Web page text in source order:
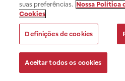
suas preferências. Nossa Política
Cookies
Definições de cookies
Aceitar todos os cookies